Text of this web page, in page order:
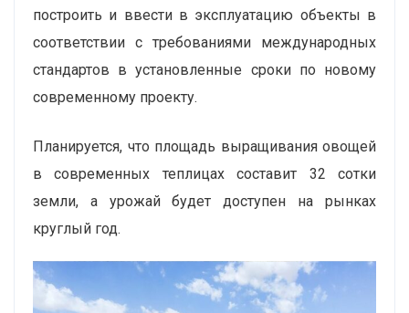
построить и ввести в эксплуатацию объекты в
соответствии с требованиями международных
стандартов в установленные сроки по новому
современному проекту.
Планируется, что площадь выращивания овощей
в современных теплицах составит 32 сотки
земли, а урожай будет доступен на рынках
круглый год.